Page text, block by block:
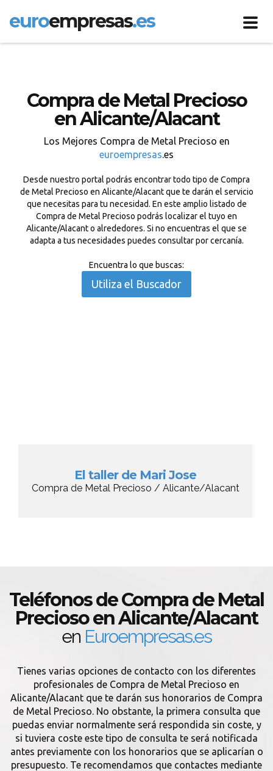
euroempresas.es
Compra de Metal Precioso
en Alicante/Alacant
Los Mejores Compra de Metal Precioso en
euroempresas.es
Desde nuestro portal podrás encontrar todo tipo de Compra
de Metal Precioso en Alicante/Alacant que te darán el servicio
que necesitas para tu necesidad. En este amplio listado de
Compra de Metal Precioso podrás localizar el tuyo en
Alicante/Alacant o alrededores. Si no encuentras el que se
adapta a tus necesidades puedes consultar por cercanía.
Encuentra lo que buscas:
Utiliza el Buscador
El taller de Mari Jose
Compra de Metal Precioso / Alicante/Alacant
Teléfonos de Compra de Metal
Precioso en Alicante/Alacant
en Euroempresas.es
Tienes varias opciones de contacto con los diferentes
profesionales de Compra de Metal Precioso en
Alicante/Alacant que te darán sus honorarios de Compra
de Metal Precioso. No obstante, la primera consulta que
puedas enviar normalmente será respondida sin coste, y
si tuviera coste este tipo de consulta te será notificada
antes previamente con los honorarios que se aplicarían o
presupuesto. Te recomendamos que contactes mediante